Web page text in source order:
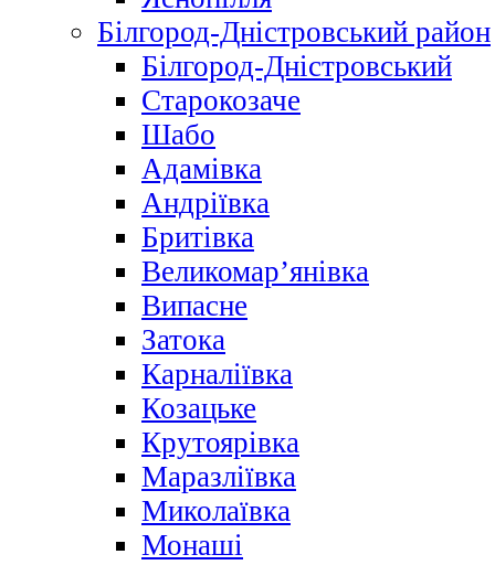
Білгород-Дністровський район
Білгород-Дністровський
Старокозаче
Шабо
Адамівка
Андріївка
Бритівка
Великомар’янівка
Випасне
Затока
Карналіївка
Козацьке
Крутоярівка
Маразліївка
Миколаївка
Монаші